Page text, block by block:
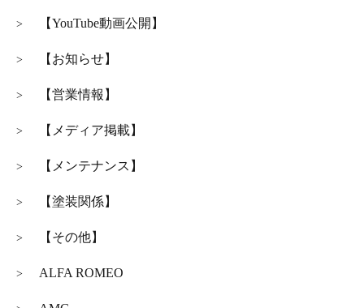
> 【YouTube動画公開】
> 【お知らせ】
> 【営業情報】
> 【メディア掲載】
> 【メンテナンス】
> 【塗装関係】
> 【その他】
> ALFA ROMEO